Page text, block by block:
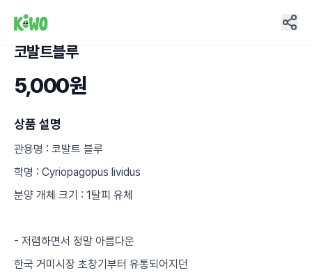
코발트블루
5,000원
상품 설명
관용명 : 코발트 블루
학명 : Cyriopagopus lividus
분양 개체 크기 : 1탈피 유체
- 저렴하면서 정말 아름다운
한국 거미시장 초창기부터 유통되어지던